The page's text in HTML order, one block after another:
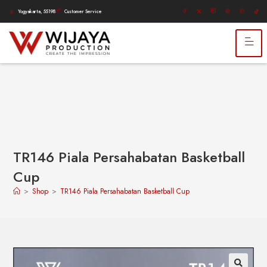
Yogyakarta, 55198 Customer Service
TR146 Piala Persahabatan Basketball
Cup
> Shop > TR146 Piala Persahabatan Basketball Cup